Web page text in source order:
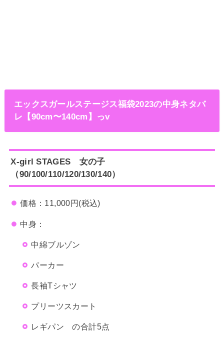
エックスガールステージス福袋2023の中身ネタバ
レ【90cm〜140cm】っv
X-girl STAGES 女の子
（90/100/110/120/130/140）
価格：11,000円(税込)
中身：
中綿ブルゾン
パーカー
長袖Tシャツ
プリーツスカート
レギパン の合計5点